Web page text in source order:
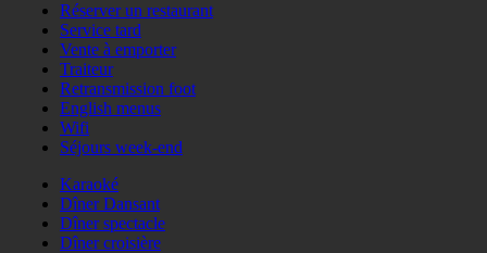
Réserver un restaurant
Service tard
Vente à emporter
Traiteur
Retransmission foot
English menus
Wifi
Séjours week-end
Karaoké
Dîner Dansant
Dîner spectacle
Dîner croisière